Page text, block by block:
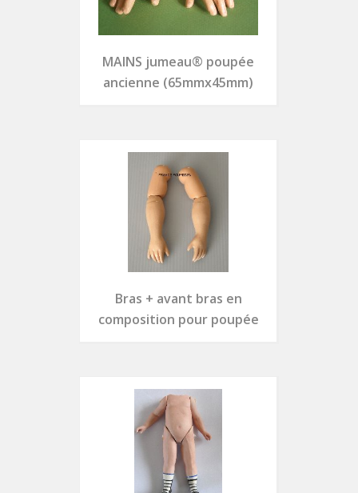
MAINS jumeau® poupée
ancienne (65mmx45mm)
Bras + avant bras en
composition pour poupée